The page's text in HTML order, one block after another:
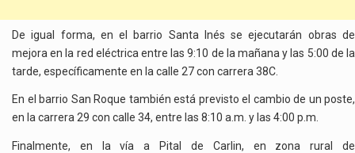
De igual forma, en el barrio Santa Inés se ejecutarán obras de
mejora en la red eléctrica entre las 9:10 de la mañana y las 5:00 de la
tarde, específicamente en la calle 27 con carrera 38C.
En el barrio San Roque también está previsto el cambio de un poste,
en la carrera 29 con calle 34, entre las 8:10 a.m. y las 4:00 p.m.
Finalmente, en la vía a Pital de Carlin, en zona rural de